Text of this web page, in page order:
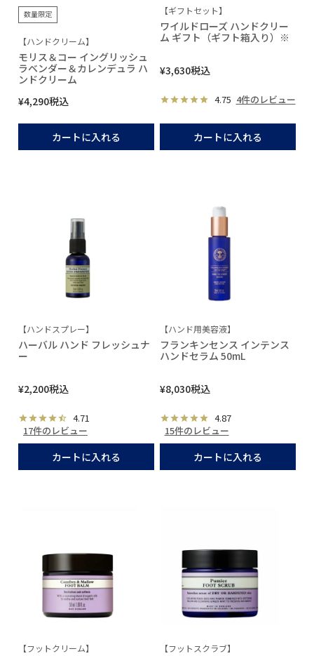
数量限定
【ハンドクリーム】
モリス＆コー イングリッシュ
ラベンダー＆カレンデュラ ハ
ンドクリーム
¥4,290税込
カートに入れる
【ギフトセット】
ワイルドローズ ハンドクリー
ム ギフト（ギフト箱入り）※
¥3,630税込
4.75 4件のレビュー
カートに入れる
【ハンドスプレー】
ハーバル ハンド フレッシュナ
ー
¥2,200税込
4.71
17件のレビュー
カートに入れる
【ハンド用美容液】
フランキンセンス インテンス
ハンドセラム 50mL
¥8,030税込
4.87
15件のレビュー
カートに入れる
【フットクリーム】 【フットスクラブ】